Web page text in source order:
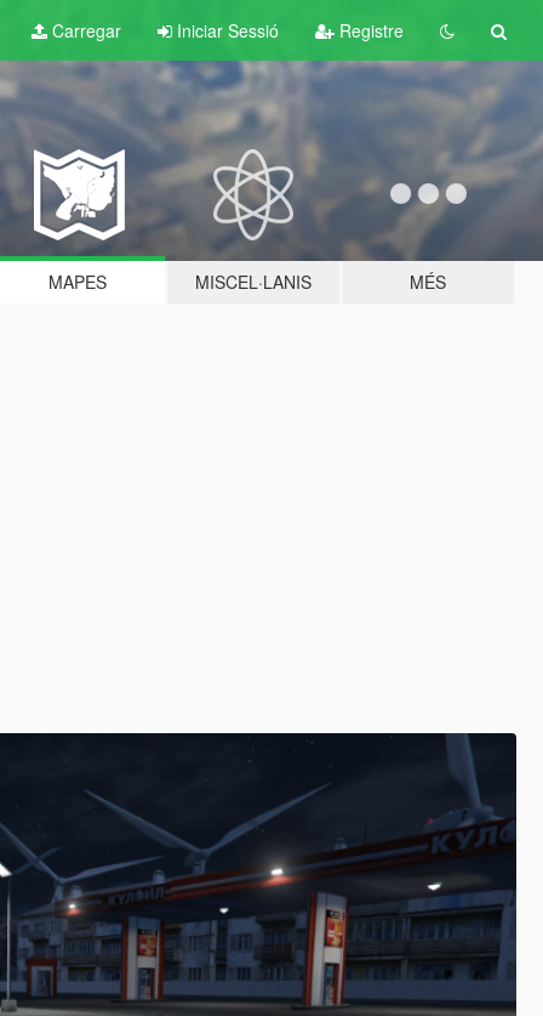
Carregar Iniciar Sessió Registre
MAPES MISCEL·LANIS MÉS